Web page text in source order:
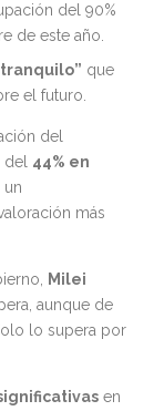
del 90%
de este año.
que
el futuro.
del
del 44% en
un
más
Milei
aunque de
lo supera por
en